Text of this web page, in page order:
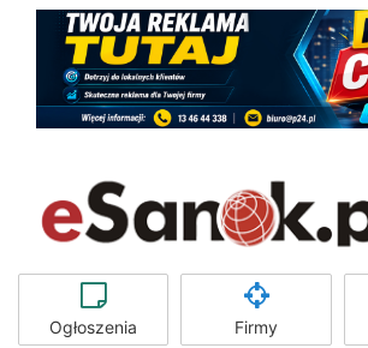
Ogłoszenia Firmy